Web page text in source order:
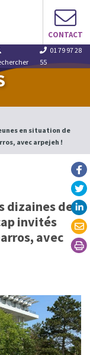
CONTACT
01 79 97 28
55
en situation de
avec arpejeh !
dizaines de
invités
avec